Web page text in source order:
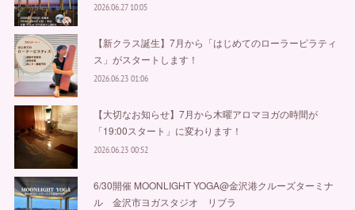
2026.06.27 10:05
【新クラス誕生】7月から「はじめてのローラーピラティ
ス」がスタートします！
2026.06.23 01:06
【大切なお知らせ】7月から木曜アロマヨガの時間が
「19:00スタート」に変わります！
2026.06.23 00:52
6/30開催 MOONLIGHT YOGA@金沢港クルーズターミナ
ル 金沢市ヨガスタジオ リブラ